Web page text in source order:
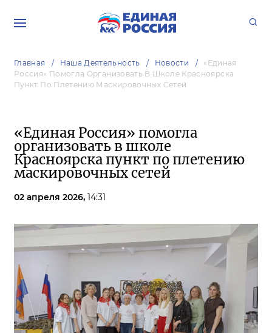
Главная Наша Деятельность Новости
«Единая
Россия» Помогла Организовать В Школе Красноярска
Пункт По Плетению Маскировочных Сетей
«Единая Россия» помогла
организовать в школе
Красноярска пункт по плетению
маскировочных сетей
02 апреля 2026, 14:31